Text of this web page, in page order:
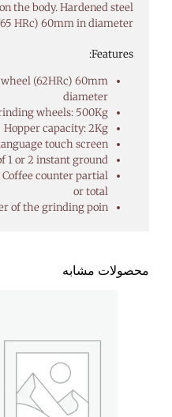
the body. Hardened steel
HRc) 60mm in diameter.
Features:
(62HRc) 60mm
diameter
wheels: 500Kg
Hopper capacity: 2Kg
touch screen
1 or 2 instant ground
counter partial
or total
of the grinding poin
محصولات مشابه